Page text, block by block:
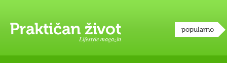
Lifestyle magazin
popularno